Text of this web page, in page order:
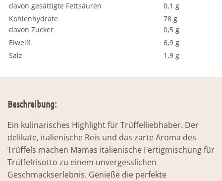
davon gesättigte Fettsäuren
0,1 g
Kohlenhydrate
davon Zucker
78 g
0,5 g
Eiweiß
6,9 g
Salz
1,9 g
Beschreibung:
Ein kulinarisches Highlight für Trüffelliebhaber. Der
delikate, italienische Reis und das zarte Aroma des
Trüffels machen Mamas italienische Fertigmischung für
Trüffelrisotto zu einem unvergesslichen
Geschmackserlebnis. Genieße die perfekte